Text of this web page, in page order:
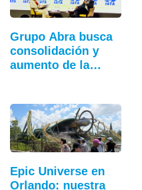
Grupo Abra busca
consolidación y
aumento de la
Epic Universe en
Orlando: nuestra